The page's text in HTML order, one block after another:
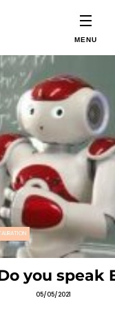
you speak
05/05/2021